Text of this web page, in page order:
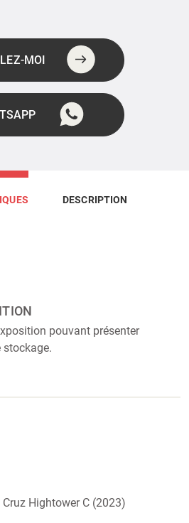
MOI
DESCRIPTION
pouvant présenter
stockage.
Hightower C (2023)